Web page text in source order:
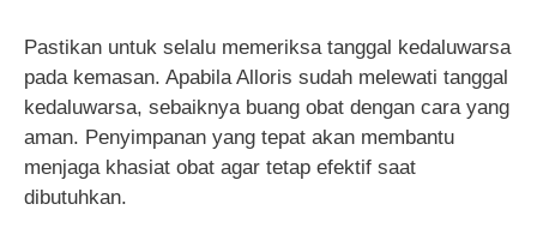
Pastikan untuk selalu memeriksa tanggal kedaluwarsa
pada kemasan. Apabila Alloris sudah melewati tanggal
kedaluwarsa, sebaiknya buang obat dengan cara yang
aman. Penyimpanan yang tepat akan membantu
menjaga khasiat obat agar tetap efektif saat
dibutuhkan.